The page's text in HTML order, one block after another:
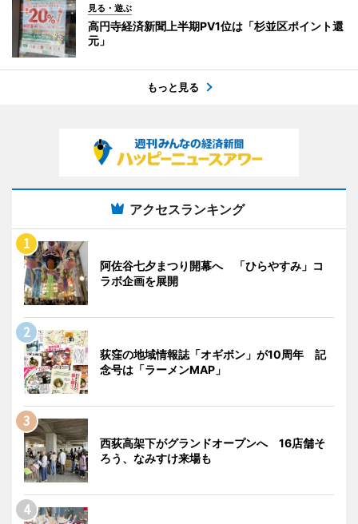
見る・遊ぶ
高円寺経済新聞上半期PV1位は「杉並区ポイント還
元」
もっと見る
アクセスランキング
阿佐谷七夕まつり開幕へ 「ひらやすみ」コ
ラボ企画を展開
荻窪の地域情報誌「オギボン」が10周年 記
念号は「ラーメンMAP」
西荻高架下がグランドオープンへ 16店舗そ
ろう、なみすけ来場も